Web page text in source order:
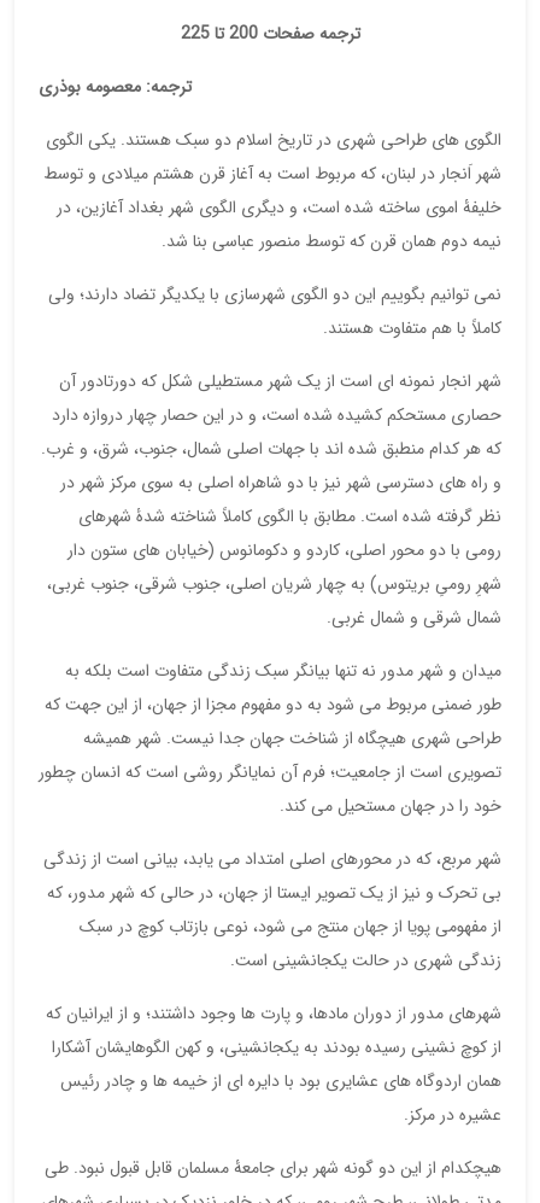
ترجمه صفحات 200 تا 225
ترجمه: معصومه بوذری
الگوی های طراحی شهری در تاریخ اسلام دو سبک هستند. یکی الگوی
شهر اَنجار در لبنان، که مربوط است به آغاز قرن هشتم میلادی و توسط
خلیفۀ اموی ساخته شده است، و دیگری الگوی شهر بغداد آغازین، در
نیمه دوم همان قرن که توسط منصور عباسی بنا شد.
نمی توانیم بگوییم این دو الگوی شهرسازی با یکدیگر تضاد دارند؛ ولی
کاملاً با هم متفاوت هستند.
شهر انجار نمونه ای است از یک شهر مستطیلی شکل که دورتادور آن
حصاری مستحکم کشیده شده است، و در این حصار چهار دروازه دارد
که هر کدام منطبق شده اند با جهات اصلی شمال، جنوب، شرق، و غرب.
و راه های دسترسی شهر نیز با دو شاهراه اصلی به سوی مرکز شهر در
نظر گرفته شده است. مطابق با الگوی کاملاً شناخته شدۀ شهرهای
رومی با دو محور اصلی، کاردو و دکومانوس (خیابان های ستون دار
شهرِ رومیِ بریتوس) به چهار شریان اصلی، جنوب شرقی، جنوب غربی،
شمال شرقی و شمال غربی.
میدان و شهر مدور نه تنها بیانگر سبک زندگی متفاوت است بلکه به
طور ضمنی مربوط می شود به دو مفهوم مجزا از جهان، از این جهت که
طراحی شهری هیچگاه از شناخت جهان جدا نیست. شهر همیشه
تصویری است از جامعیت؛ فرم آن نمایانگر روشی است که انسان چطور
خود را در جهان مستحیل می کند.
شهر مربع، که در محورهای اصلی امتداد می یابد، بیانی است از زندگی
بی تحرک و نیز از یک تصویر ایستا از جهان، در حالی که شهر مدور، که
از مفهومی پویا از جهان منتج می شود، نوعی بازتاب کوچ در سبک
زندگی شهری در حالت یکجانشینی است.
شهرهای مدور از دوران مادها، و پارت ها وجود داشتند؛ و از ایرانیان که
از کوچ نشینی رسیده بودند به یکجانشینی، و کهن الگوهایشان آشکارا
همان اردوگاه های عشایری بود با دایره ای از خیمه ها و چادر رئیس
عشیره در مرکز.
هیچکدام از این دو گونه شهر برای جامعۀ مسلمان قابل قبول نبود. طی